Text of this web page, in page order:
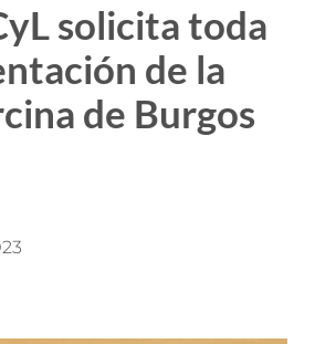
solicita toda
de la
de Burgos